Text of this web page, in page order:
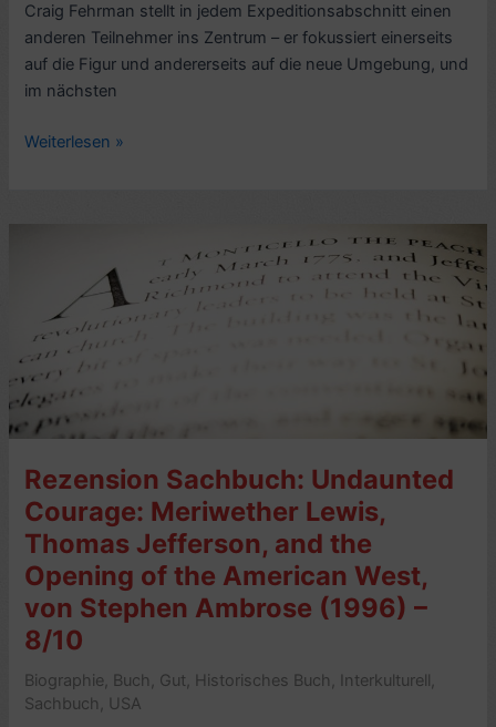
Craig Fehrman stellt in jedem Expeditionsabschnitt einen
anderen Teilnehmer ins Zentrum – er fokussiert einerseits
auf die Figur und andererseits auf die neue Umgebung, und
im nächsten
Rezension
Fehrman
(2026)
–
7/10
Weiterlesen »
Rezension Sachbuch: Undaunted
Courage: Meriwether Lewis,
Thomas Jefferson, and the
Opening of the American West,
von Stephen Ambrose (1996) –
8/10
Biographie, Buch , Gut, Historisches Buch , Interkulturell,
Sachbuch , USA